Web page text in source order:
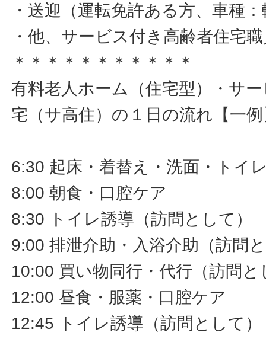
・送迎（運転免許ある方、車種
・他、サービス付き高齢者住宅
＊＊＊＊＊＊＊＊＊＊＊
有料老人ホーム（住宅型）・サ
宅（サ高住）の１日の流れ【一
6:30 起床・着替え・洗面・トイ
8:00 朝食・口腔ケア
8:30 トイレ誘導（訪問として）
9:00 排泄介助・入浴介助（訪問
10:00 買い物同行・代行（訪問と
12:00 昼食・服薬・口腔ケア
12:45 トイレ誘導（訪問として）